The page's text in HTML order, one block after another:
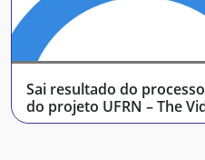
Sai resultado do
do projeto UFRN – The